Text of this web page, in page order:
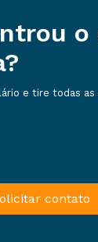
o
e tire todas as
contato